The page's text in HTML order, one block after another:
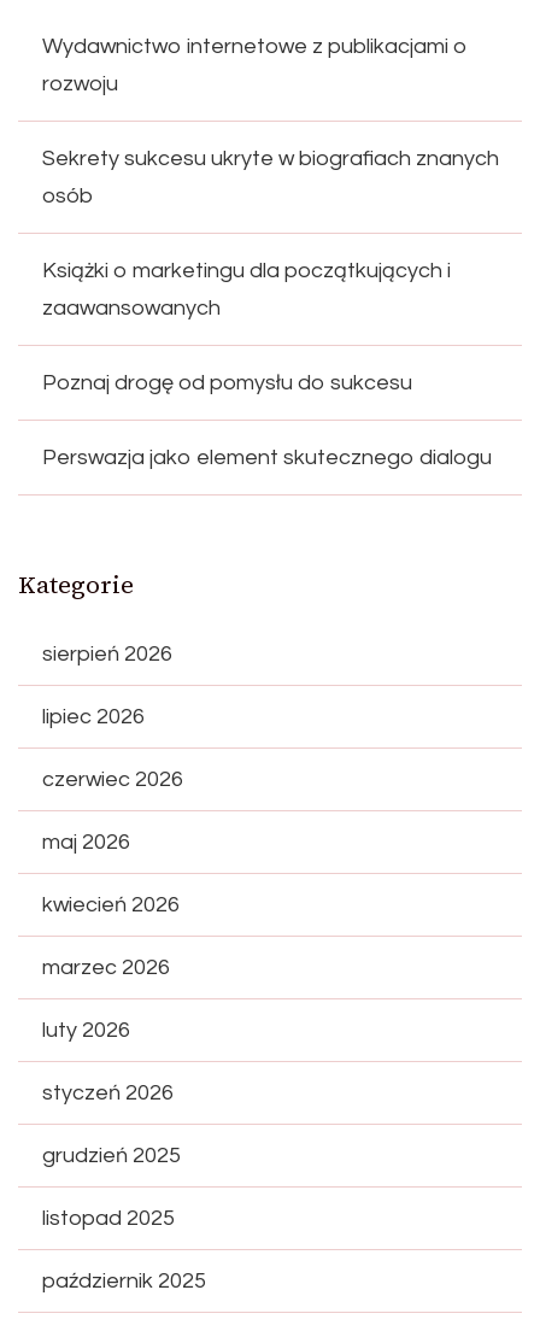
Wydawnictwo internetowe z publikacjami o
rozwoju
Sekrety sukcesu ukryte w biografiach znanych
osób
Książki o marketingu dla początkujących i
zaawansowanych
Poznaj drogę od pomysłu do sukcesu
Perswazja jako element skutecznego dialogu
Kategorie
sierpień 2026
lipiec 2026
czerwiec 2026
maj 2026
kwiecień 2026
marzec 2026
luty 2026
styczeń 2026
grudzień 2025
listopad 2025
październik 2025